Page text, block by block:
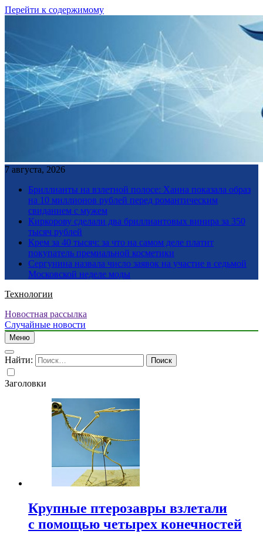
Перейти к содержимому
7 августа, 2026
Бриллианты на взлетной полосе: Ханна показала образ
на 10 миллионов рублей перед романтическим
свиданием с мужем
Киркорову сделали два бриллиантовых винира за 350
тысяч рублей
Крем за 40 тысяч: за что на самом деле платит
покупатель премиальной косметики
Сергунина назвала число заявок на участие в седьмой
Московской неделе моды
Технологии
Новостная рассылка
Случайные новости
Меню
Найти:
Заголовки
Крупные птерозавры взлетали
с помощью четырех конечностей